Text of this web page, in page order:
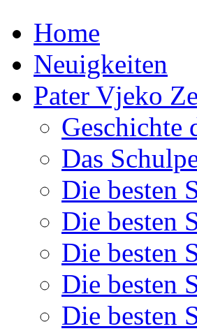
Home
Neuigkeiten
Pater Vjeko
Geschichte
Das
Die besten
Die besten
Die besten
Die besten
Die besten